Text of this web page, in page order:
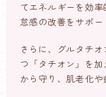
てエネルギーを効
怠感の改善をサポー
さらに、グルタチ
つ「タチオン」を
から守り、肌老化や